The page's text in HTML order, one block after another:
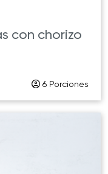
con chorizo
6 Porciones